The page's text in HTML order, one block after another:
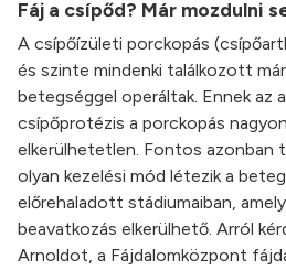
Fáj a csípőd? Már mozdulni
A csípőízületi porckopás
és szinte mindenki találkozott
betegséggel operáltak. Ennek az
csípőprotézis a porckopás
elkerülhetetlen. Fontos azonban
olyan kezelési mód létezik a
előrehaladott stádiumaiban,
beavatkozás elkerülhető. Arról
Arnoldot, a Fájdalomközpont